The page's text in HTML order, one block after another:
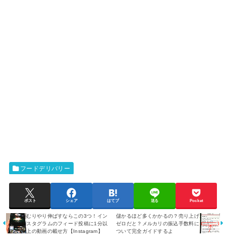
フードデリバリー
ポスト シェア はてブ 送る Pocket
むりやり伸ばすならこの3つ！イン
スタグラムのフィード投稿に1分以
上の動画の載せ方【Instagram】
儲かるほど多くかかるの？売り上げ
ゼロだと？メルカリの振込手数料に
ついて完全ガイドするよ